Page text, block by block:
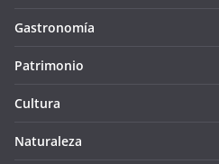
Gastronomía
Patrimonio
Cultura
Naturaleza